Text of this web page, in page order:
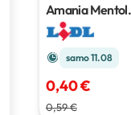
Amania Mentol
bomboni
samo 11.08
0,40 €
0,59 €